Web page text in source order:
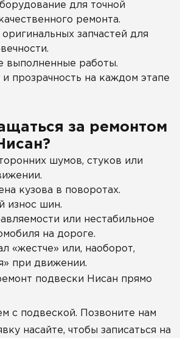
для точной
ремонта.
запчастей для
выполненные работы.
прозрачность на каждом этапе
за ремонтом
шумов, стуков или
кузова в поворотах.
износ шин.
или нестабильное
на дороге.
«жестче» или, наоборот,
при движении.
подвески Нисан прямо
с подвеской. Позвоните нам
насайте, чтобы записаться на